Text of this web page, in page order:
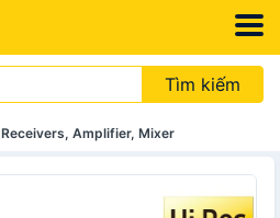
Tìm kiếm
Receivers, Amplifier, Mixer